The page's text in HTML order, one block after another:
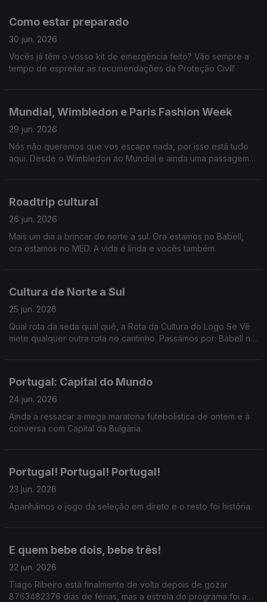
Como estar preparado
30 jun. 2026
Vocês já têm o vosso kit de emergência feito? Vão sempre a
tempo de espreitar as recomendações da Proteção Civíl!
Mundial, Wimbledon e Paris Fashion Week
29 jun. 2026
Nós não queremos que vos escape nada, por isso está tudo
aqui. Desde o Wimbledon ao Mundial e ainda uma passagem
Roadtrip cultural
26 jun. 2026
Mais um dia a brincar de norte a sul. Ora estamos no Babell,
ora estamos no MED. A vida é linda e vocês também.
Cultura de Norte a Sul
25 jun. 2026
Qual rota da seda qual quê, a Rota da Cultura do Logo Se Vê
mete qualquer outra rota no cantinho. Passámos por: Babell no
Portugal: Capital do Mundo
24 jun. 2026
Ainda a ressacar a mega maratona futebolistica de ontem e à
conversa com Capital da Bulgária.
Portugal! Portugal! Portugal!
23 jun. 2026
Apanhámos o jogo da seleção em direto e o resto foi história.
E quem bebe dois, bebe três!
22 jun. 2026
Tiago Ribeiro está finalmente de volta depois de gozar
8763482376 dias de férias, mas a estrela do programa foi a